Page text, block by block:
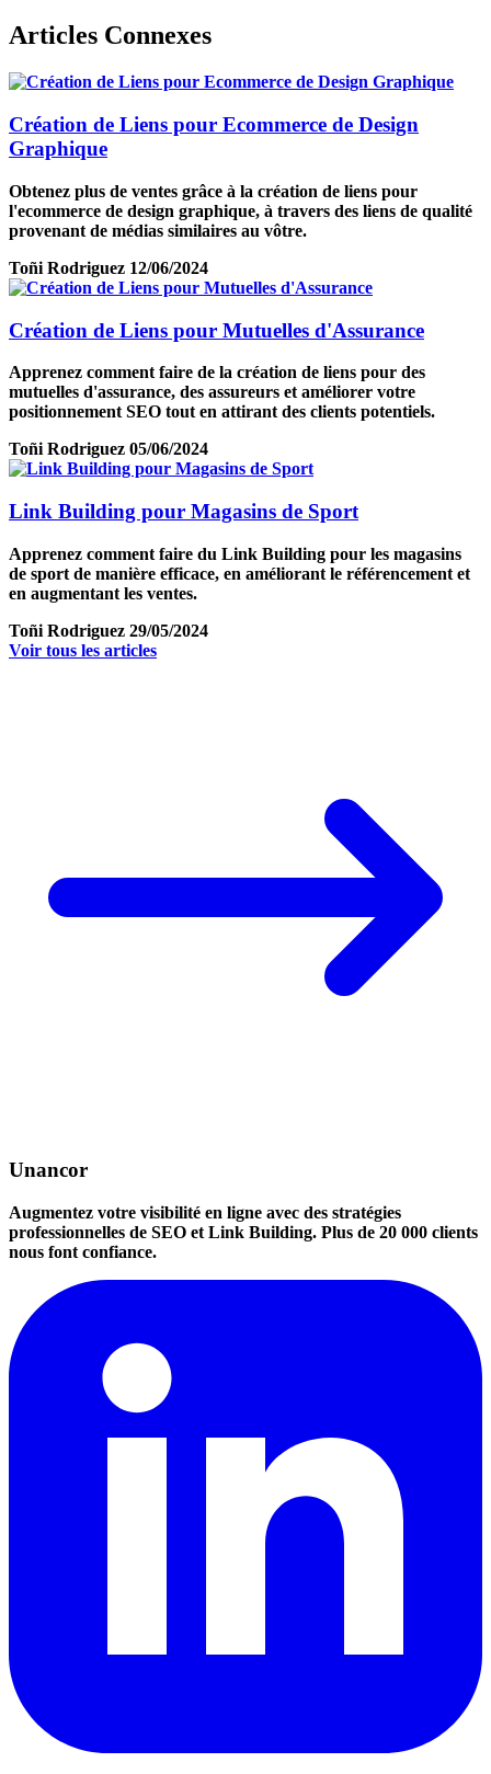
Articles Connexes
Création de Liens pour Ecommerce de Design
Graphique
Obtenez plus de ventes grâce à la création de liens pour
l'ecommerce de design graphique, à travers des liens de qualité
provenant de médias similaires au vôtre.
Toñi Rodriguez 12/06/2024
Création de Liens pour Mutuelles d'Assurance
Apprenez comment faire de la création de liens pour des
mutuelles d'assurance, des assureurs et améliorer votre
positionnement SEO tout en attirant des clients potentiels.
Toñi Rodriguez 05/06/2024
Link Building pour Magasins de Sport
Apprenez comment faire du Link Building pour les magasins
de sport de manière efficace, en améliorant le référencement et
en augmentant les ventes.
Toñi Rodriguez 29/05/2024
Voir tous les articles
Unancor
Augmentez votre visibilité en ligne avec des stratégies
professionnelles de SEO et Link Building. Plus de 20 000 clients
nous font confiance.